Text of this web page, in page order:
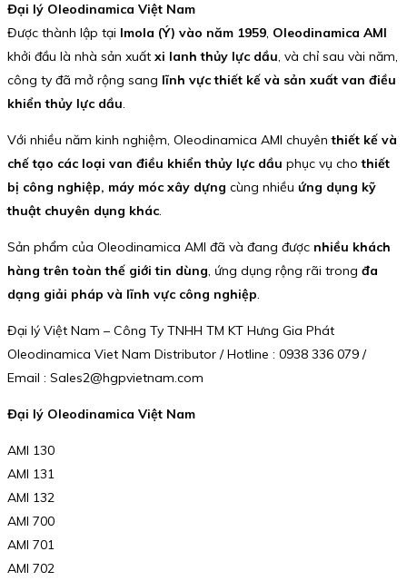
Đại lý Oleodinamica Việt Nam
Được thành lập tại Imola (Ý) vào năm 1959, Oleodinamica AMI
khởi đầu là nhà sản xuất xi lanh thủy lực dầu, và chỉ sau vài năm,
công ty đã mở rộng sang lĩnh vực thiết kế và sản xuất van điều
khiển thủy lực dầu.
Với nhiều năm kinh nghiệm, Oleodinamica AMI chuyênthiết kế và
chế tạo các loại van điều khiển thủy lực dầu phục vụ chothiết
bị công nghiệp, máy móc xây dựng cùng nhiều ứng dụng kỹ
thuật chuyên dụng khác.
Sản phẩm của Oleodinamica AMI đã và đang được nhiều khách
hàng trên toàn thế giới tin dùng, ứng dụng rộng rãi trong đa
dạng giải pháp và lĩnh vực công nghiệp.
Đại lý Việt Nam – Công Ty TNHH TM KT Hưng Gia Phát
Oleodinamica Viet Nam Distributor / Hotline : 0938 336 079 /
Email : Sales2@hgpvietnam.com
Đại lý Oleodinamica Việt Nam
AMI 130
AMI 131
AMI 132
AMI 700
AMI 701
AMI 702